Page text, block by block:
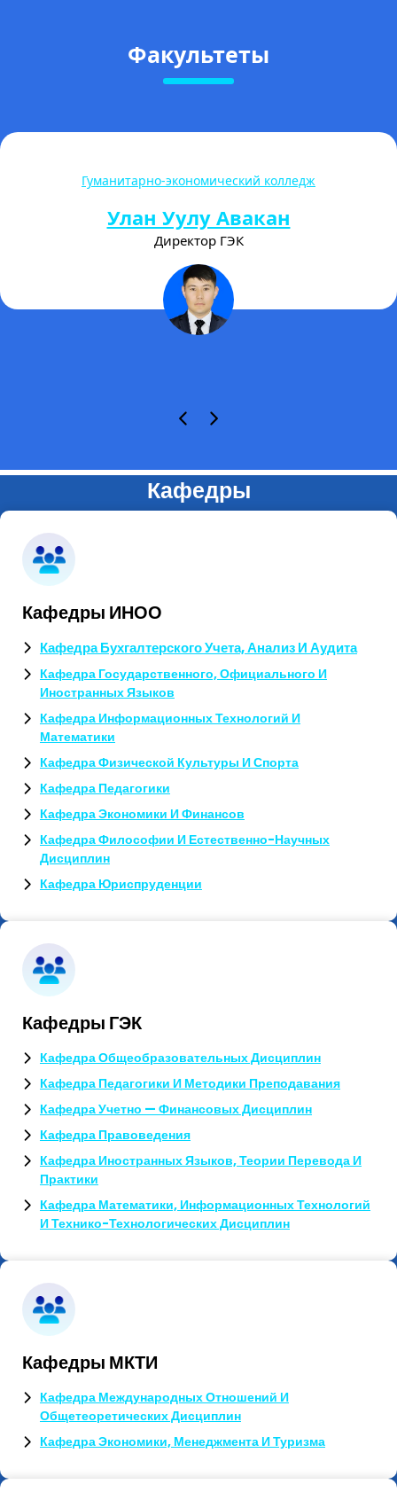
Факультеты
Гуманитарно-экономический колледж
Улан Уулу Авакан
Директор ГЭК
Кафедры
Кафедры ИНОО
Кафедра Бухгалтерского Учета, Анализ И Аудита
Кафедра Государственного, Официального И
Иностранных Языков
Кафедра Информационных Технологий И
Математики
Кафедра Физической Культуры И Спорта
Кафедра Педагогики
Кафедра Экономики И Финансов
Кафедра Философии И Естественно-Научных
Дисциплин
Кафедра Юриспруденции
Кафедры ГЭК
Кафедра Общеобразовательных Дисциплин
Кафедра Педагогики И Методики Преподавания
Кафедра Учетно — Финансовых Дисциплин
Кафедра Правоведения
Кафедра Иностранных Языков, Теории Перевода И
Практики
Кафедра Математики, Информационных Технологий
И Технико-Технологических Дисциплин
Кафедры МКТИ
Кафедра Международных Отношений И
Общетеоретических Дисциплин
Кафедра Экономики, Менеджмента И Туризма